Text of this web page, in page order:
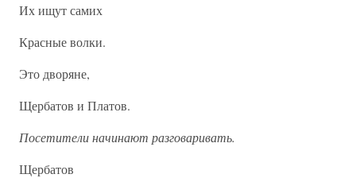
Их ищут самих
Красные волки.
Это дворяне,
Щербатов и Платов.
Посетители начинают разговаривать.
Щербатов